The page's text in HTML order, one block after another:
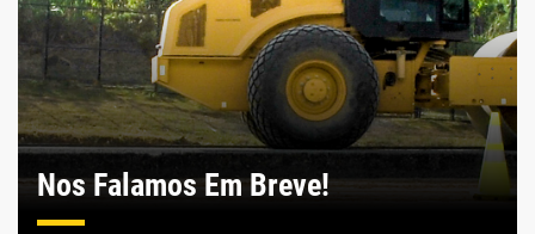
Nos Falamos Em Breve!